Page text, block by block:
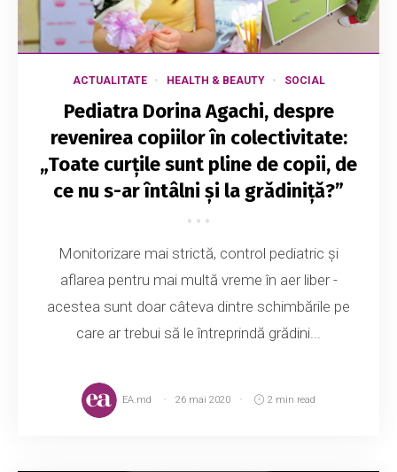
ACTUALITATE HEALTH & BEAUTY SOCIAL
Pediatra Dorina Agachi, despre
revenirea copiilor în colectivitate:
„Toate curțile sunt pline de copii, de
ce nu s-ar întâlni și la grădiniță?”
Monitorizare mai strictă, control pediatric și
aflarea pentru mai multă vreme în aer liber -
acestea sunt doar câteva dintre schimbările pe
care ar trebui să le întreprindă grădini...
EA.md 26 mai 2020 2 min read